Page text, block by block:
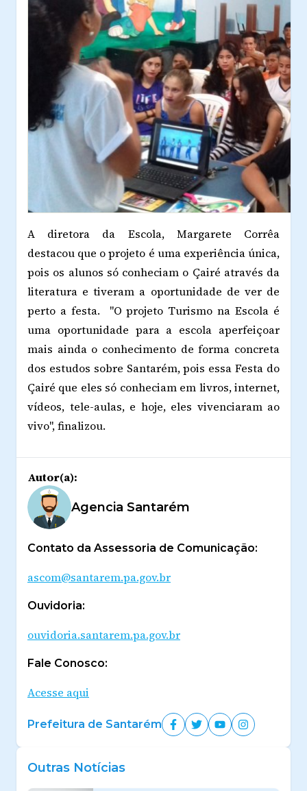
A diretora da Escola, Margarete Corrêa
destacou que o projeto é uma experiência única,
pois os alunos só conheciam o Çairé através da
literatura e tiveram a oportunidade de ver de
perto a festa. "O projeto Turismo na Escola é
uma oportunidade para a escola aperfeiçoar
mais ainda o conhecimento de forma concreta
dos estudos sobre Santarém, pois essa Festa do
Çairé que eles só conheciam em livros, internet,
vídeos, tele-aulas, e hoje, eles vivenciaram ao
vivo", finalizou.
Autor(a):
Agencia Santarém
Contato da Assessoria de Comunicação:
ascom@santarem.pa.gov.br
Ouvidoria:
ouvidoria.santarem.pa.gov.br
Fale Conosco:
Acesse aqui
Prefeitura de Santarém
Outras Notícias